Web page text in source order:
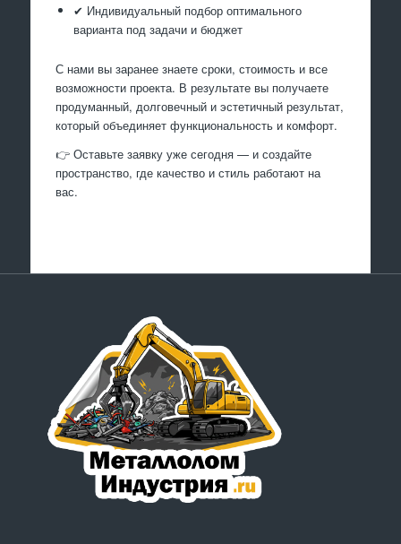
✔ Индивидуальный подбор оптимального
варианта под задачи и бюджет
С нами вы заранее знаете сроки, стоимость и все
возможности проекта. В результате вы получаете
продуманный, долговечный и эстетичный результат,
который объединяет функциональность и комфорт.
👉 Оставьте заявку уже сегодня — и создайте
пространство, где качество и стиль работают на
вас.